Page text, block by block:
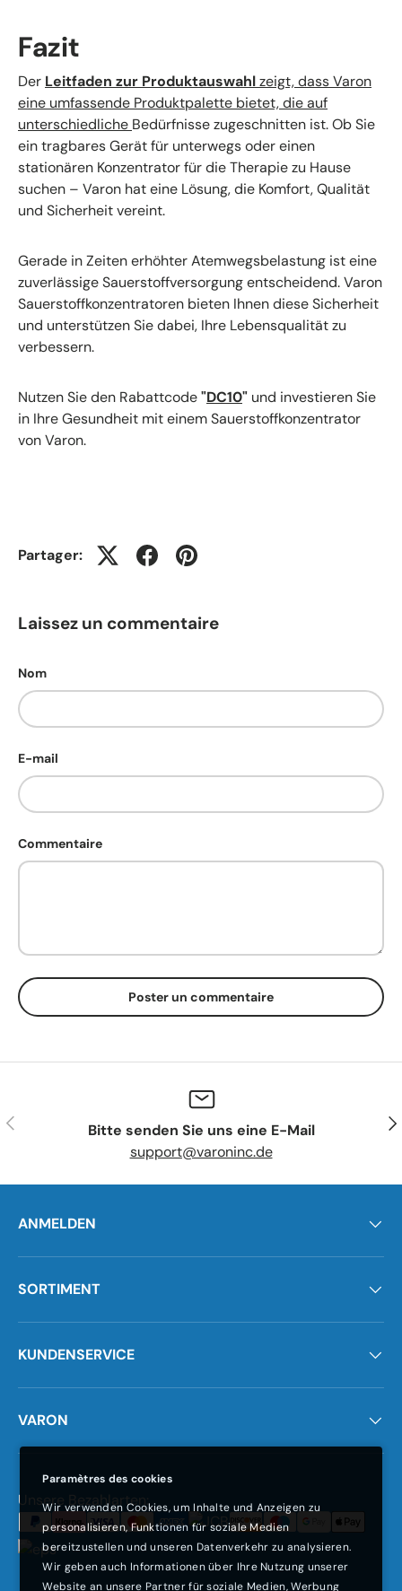
Fazit
Der Leitfaden zur Produktauswahlzeigt, dass Varon
eine umfassende Produktpalette bietet, die auf
unterschiedliche Bedürfnisse zugeschnitten ist. Ob Sie
ein tragbares Gerät für unterwegs oder einen
stationären Konzentrator für die Therapie zu Hause
suchen – Varon hat eine Lösung, die Komfort, Qualität
und Sicherheit vereint.
Gerade in Zeiten erhöhter Atemwegsbelastung ist eine
zuverlässige Sauerstoffversorgung entscheidend. Varon
Sauerstoffkonzentratoren bieten Ihnen diese Sicherheit
und unterstützen Sie dabei, Ihre Lebensqualität zu
verbessern.
Nutzen Sie den Rabattcode"DC10" und investieren Sie
in Ihre Gesundheit mit einem Sauerstoffkonzentrator
von Varon.
Partager:
Laissez un commentaire
Nom
E-mail
Commentaire
Poster un commentaire
Précédent
Bitte senden Sie uns eine E-Mail
support@varoninc.de
ANMELDEN
SORTIMENT
KUNDENSERVICE
VARON
Moyens de paiement acceptés
Unsere Bezahlarten:
Paramètres des cookies
Wir verwenden Cookies, um Inhalte und Anzeigen zu
personalisieren, Funktionen für soziale Medien
bereitzustellen und unseren Datenverkehr zu analysieren.
Wir geben auch Informationen über Ihre Nutzung unserer
Website an unsere Partner für soziale Medien, Werbung